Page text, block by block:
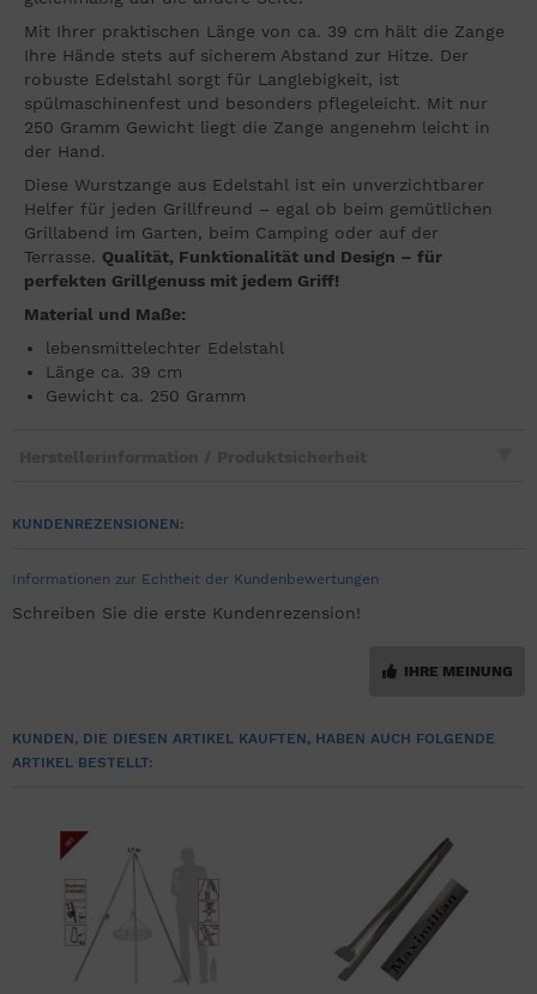
Mit Ihrer praktischen Länge von ca. 39 cm hält die Zange
Ihre Hände stets auf sicherem Abstand zur Hitze. Der
robuste Edelstahl sorgt für Langlebigkeit, ist
spülmaschinenfest und besonders pflegeleicht. Mit nur
250 Gramm Gewicht liegt die Zange angenehm leicht in
der Hand.
Diese Wurstzange aus Edelstahl ist ein unverzichtbarer
Helfer für jeden Grillfreund – egal ob beim gemütlichen
Grillabend im Garten, beim Camping oder auf der
Terrasse. Qualität, Funktionalität und Design – für
perfekten Grillgenuss mit jedem Griff!
Material und Maße:
lebensmittelechter Edelstahl
Länge ca. 39 cm
Gewicht ca. 250 Gramm
KUNDENREZENSIONEN:
Informationen zur Echtheit der Kundenbewertungen
Schreiben Sie die erste Kundenrezension!
IHRE MEINUNG
KUNDEN, DIE DIESEN ARTIKEL KAUFTEN, HABEN AUCH FOLGENDE
ARTIKEL BESTELLT: